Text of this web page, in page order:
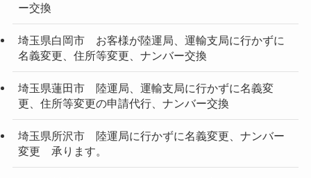
ー交換
埼玉県白岡市 お客様が陸運局、運輸支局に行かずに
名義変更、住所等変更、ナンバー交換
埼玉県蓮田市 陸運局、運輸支局に行かずに名義変
更、住所等変更の申請代行、ナンバー交換
埼玉県所沢市 陸運局に行かずに名義変更、ナンバー
変更 承ります。